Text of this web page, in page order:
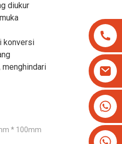
diukur
konversi
menghindari
* 100mm